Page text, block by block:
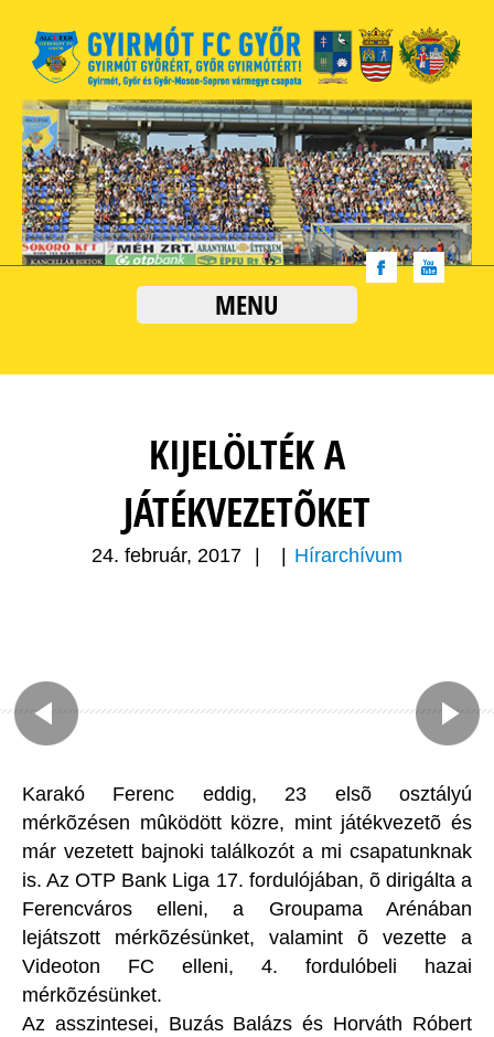
MENU
KIJELÖLTÉK A
JÁTÉKVEZETÕKET
24. február, 2017 Hírarchívum
Karakó Ferenc eddig, 23 elsõ osztályú
mérkõzésen mûködött közre, mint játékvezetõ és
már vezetett bajnoki találkozót a mi csapatunknak
is. Az OTP Bank Liga 17. fordulójában, õ dirigálta a
Ferencváros elleni, a Groupama Arénában
lejátszott mérkõzésünket, valamint õ vezette a
Videoton FC elleni, 4. fordulóbeli hazai
mérkõzésünket.
Az asszintesei, Buzás Balázs és Horváth Róbert